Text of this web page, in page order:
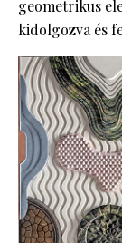
geometrikus
kidolgozva és